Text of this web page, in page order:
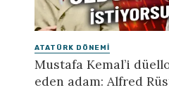
ATATÜRK DÖNEMI
Mustafa Kemal’i
eden adam: Alfred